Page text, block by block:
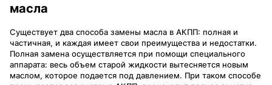
масла
Существует два способа замены масла в АКПП: полная и
частичная, и каждая имеет свои преимущества и недостатки.
Полная замена осуществляется при помощи специального
аппарата: весь объем старой жидкости вытесняется новым
маслом, которое подается под давлением. При таком способе